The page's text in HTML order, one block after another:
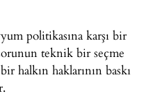
politikasına karşı bir
teknik bir seçme
halkın haklarının baskı